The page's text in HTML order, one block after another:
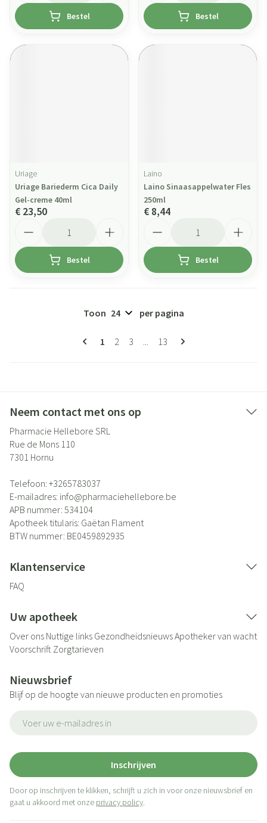
Bestel Bestel
Uriage
Uriage Bariederm Cica Daily
Gel-creme 40ml
€ 23,50
Bestel
Laino
Laino Sinaasappelwater Fles
250ml
€ 8,44
Bestel
Pagina's
U lees momenteel pagina
1 Pagina
2 Pagina
3 ... Pagina
13
Toon per pagina
Neem contact met ons op
Pharmacie Hellebore SRL
Rue de Mons 110
7301 Hornu
Telefoon: +3265783037
E-mailadres: info@pharmaciehellebore.be
APB nummer: 534104
Apotheek titularis: Gaëtan Flament
BTW nummer: BE0459892935
Klantenservice
FAQ
Uw apotheek
Over ons Nuttige links GezondheidsnieuwsApotheker van wacht
Voorschrift Zorgtarieven
Nieuwsbrief
Blijf op de hoogte van nieuwe producten en promoties
Inschrijven
Door op inschrijven te klikken, schrijft u zich in voor onze nieuwsbrief en
gaat u akkoord met onze privacy policy.